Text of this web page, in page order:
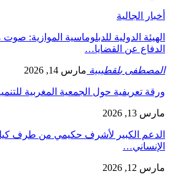
أخبار الجالية
الهيئة الدولية للدبلوماسية الموازية:
الدفاع عن القضايا…
المصطفى بلقطيبية مارس 14, 2026
ورقة تعريفية حول الجمعية المغربية
مارس 13, 2026
الدعم الكبير لأشرف حكيمي من طرف
الإنساني…
مارس 12, 2026